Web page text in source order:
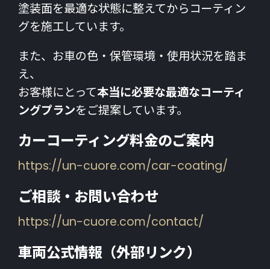
塗装面を最適な状態に整えてからコーティン
グを施工しています。
また、お車の色・保管環境・使用状況を踏ま
え、
お客様にとって本当に必要な最適なコーティ
ングプランをご提案しています。
カーコーティング料金のご案内
https://un-cuore.com/car-coating/
ご相談・お問い合わせ
https://un-cuore.com/contact/
車両公式情報（外部リンク）